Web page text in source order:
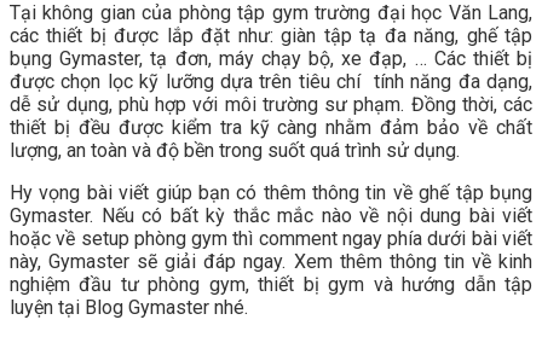
Tại không gian của phòng tập gym trường đại học Văn Lang,
các thiết bị được lắp đặt như: giàn tập tạ đa năng, ghế tập
bụng Gymaster, tạ đơn, máy chạy bộ, xe đạp, … Các thiết bị
được chọn lọc kỹ lưỡng dựa trên tiêu chí tính năng đa dạng,
dễ sử dụng, phù hợp với môi trường sư phạm. Đồng thời, các
thiết bị đều được kiểm tra kỹ càng nhằm đảm bảo về chất
lượng, an toàn và độ bền trong suốt quá trình sử dụng.
Hy vọng bài viết giúp bạn có thêm thông tin về ghế tập bụng
Gymaster. Nếu có bất kỳ thắc mắc nào về nội dung bài viết
hoặc về setup phòng gym thì comment ngay phía dưới bài viết
này, Gymaster sẽ giải đáp ngay. Xem thêm thông tin về kinh
nghiệm đầu tư phòng gym, thiết bị gym và hướng dẫn tập
luyện tại Blog Gymaster nhé.